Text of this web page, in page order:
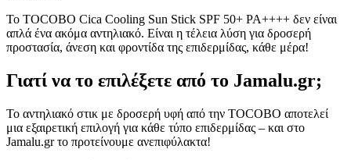
Το TOCOBO Cica Cooling Sun Stick SPF 50+ PA++++ δεν είναι
απλά ένα ακόμα αντηλιακό. Είναι η τέλεια λύση για δροσερή
προστασία, άνεση και φροντίδα της επιδερμίδας, κάθε μέρα!
Γιατί να το επιλέξετε από το Jamalu.gr;
Το αντηλιακό στικ με δροσερή υφή από την TOCOBO αποτελεί
μια εξαιρετική επιλογή για κάθε τύπο επιδερμίδας – και στο
Jamalu.gr το προτείνουμε ανεπιφύλακτα!